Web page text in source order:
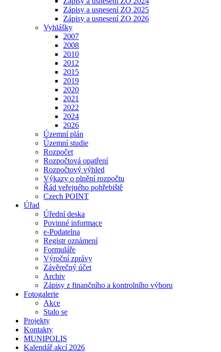
Zápisy a usnesení ZO 2025
Zápisy a usnesení ZO 2026
Vyhlášky
2007
2008
2010
2012
2015
2019
2020
2021
2022
2024
2026
Územní plán
Územní studie
Rozpočet
Rozpočtová opatření
Rozpočtový výhled
Výkazy o plnění rozpočtu
Řád veřejného pohřebiště
Czech POINT
Úřad
Úřední deska
Povinné informace
e-Podatelna
Registr oznámení
Formuláře
Výroční zprávy
Závěrečný účet
Archiv
Zápisy z finančního a kontrolního výboru
Fotogalerie
Akce
Stalo se
Projekty
Kontakty
MUNIPOLIS
Kalendář akcí 2026